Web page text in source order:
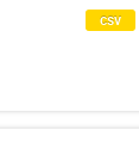
csv